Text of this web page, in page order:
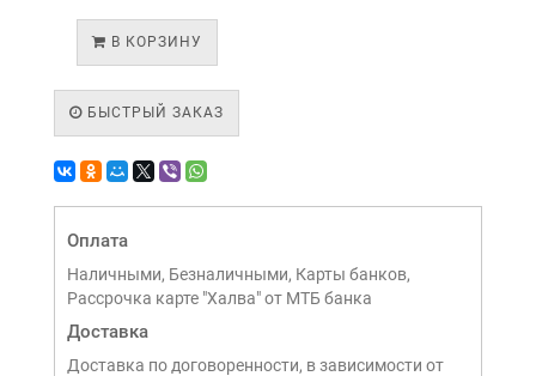
В КОРЗИНУ
БЫСТРЫЙ ЗАКАЗ
Оплата
Наличными, Безналичными, Карты банков,
Рассрочка карте "Халва" от МТБ банка
Доставка
Доставка по договоренности, в зависимости от